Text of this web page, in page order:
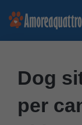
Vai
Dog
per